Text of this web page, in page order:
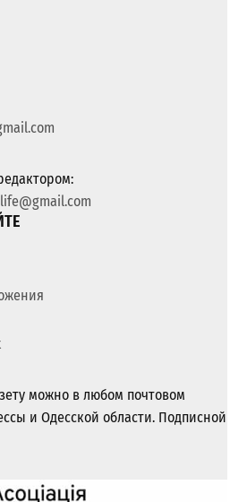
можно в любом почтовом
и Одесской области. Подписной